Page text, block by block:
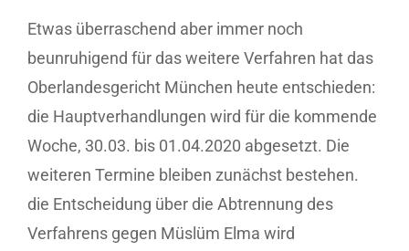
Etwas überraschend aber immer noch
beunruhigend für das weitere Verfahren hat das
Oberlandesgericht München heute entschieden:
die Hauptverhandlungen wird für die kommende
Woche, 30.03. bis 01.04.2020 abgesetzt. Die
weiteren Termine bleiben zunächst bestehen.
die Entscheidung über die Abtrennung des
Verfahrens gegen Müslüm Elma wird